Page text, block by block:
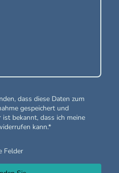
dass diese Daten zum
gespeichert und
bekannt, dass ich meine
kann.*
Felder